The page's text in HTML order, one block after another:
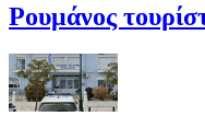
Ρουμάνος